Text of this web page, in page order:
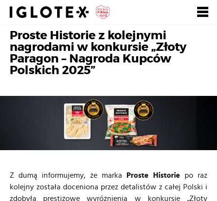
Polski English
Szukaj
Zaloguj się
Zarejestruj się, to
dla Gastronomii
dla Detalu
Nasze marki +
Proste Historie z kolejnymi
nagrodami w konkursie „Złoty
Paragon – Nagroda Kupców
Polskich 2025”
Z dumą informujemy, że marka Proste Historie
po raz
kolejny została doceniona przez detalistów z całej Polski i
zdobyła prestiżowe wyróżnienia w konkursie „Złoty